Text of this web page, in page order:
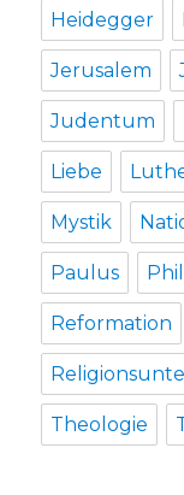
Heidegger
Jerusalem
Judentum
Liebe
Mystik
Paulus
Reformation
Theologie